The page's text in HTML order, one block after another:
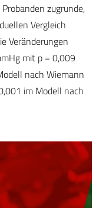
zugrunde,
Vergleich
Veränderungen
mit p = 0,009
nach Wiemann
im Modell nach